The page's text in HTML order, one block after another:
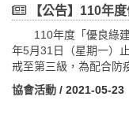
築研究所羅時麒組長（
30min10：1011：50
杰教授100min11：
統-室內環境健康綠建
間14：5016：30綠建
副教授100min結束 綠
10-21週四)活動費用：
(3人一間)；每人
人住宿需視當團房間
元月1日活動費用每人
大床-一晚和式房，一
覽.專業領隊.旅行業責
【公告】110年度優
110年度「優良綠建
年5月31日（星期一）
戒至第三級，為配合防
日（星期三）止。※詳
件延期函文」。
協會活動 / 2021-05-23